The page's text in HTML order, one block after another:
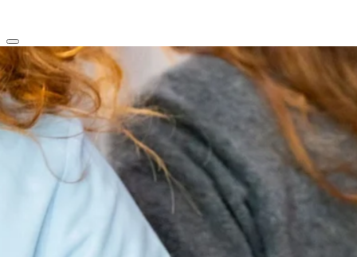
clear arrow_back_ios_new
favorite
share